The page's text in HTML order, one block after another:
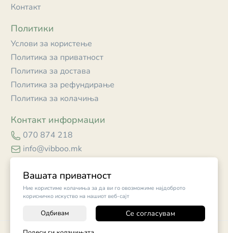
Вашата приватност
Ние користиме колачиња за да ви го овозможиме најдоброто
корисничко искуство на нашиот веб-сајт
Одбивам Се согласувам +
Контакт
Политики
Услови за користење
Политика за приватност
Политика за достава
Политика за рефундирање
Политика за колачиња
Контакт информации
070 874 218
info@vibboo.mk